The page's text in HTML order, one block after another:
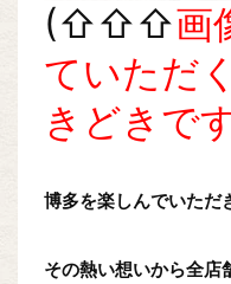
(⇧⇧⇧画
ていただ
きどきで
博多を楽しんでいた
その熱い想いから全店